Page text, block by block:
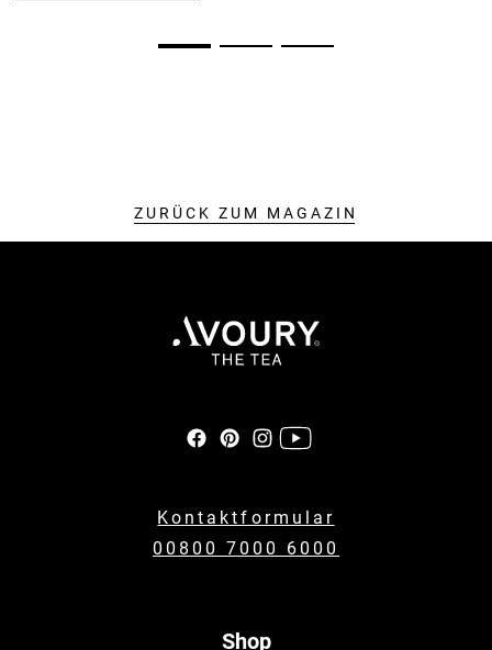
ZURÜCK ZUM MAGAZIN
Kontaktformular
00800 7000 6000
Shop